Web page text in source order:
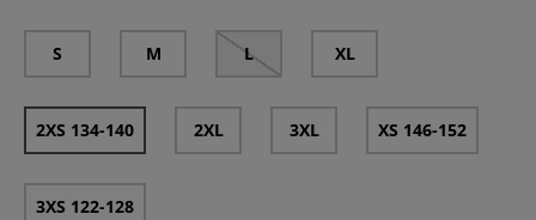
S M L XL
2XS 134-140 2XL 3XL XS 146-152
3XS 122-128